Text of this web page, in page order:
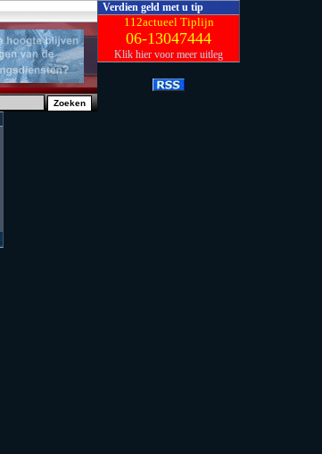
Verdien geld met u tip
112actueel Tiplijn
06-13047444
Klik hier voor meer uitleg